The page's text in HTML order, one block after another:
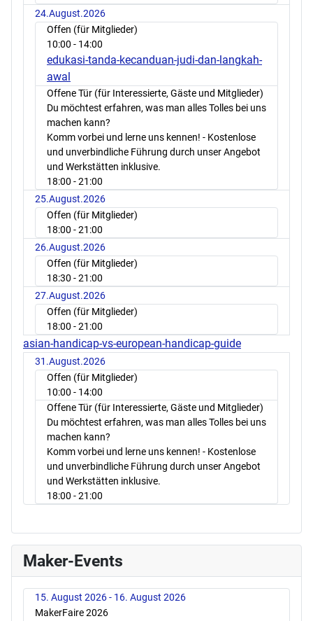
24.August.2026
Offen (für Mitglieder)
10:00 - 14:00
edukasi-tanda-kecanduan-judi-dan-langkah-
awal
Offene Tür (für Interessierte, Gäste und Mitglieder)
Du möchtest erfahren, was man alles Tolles bei uns
machen kann?
Komm vorbei und lerne uns kennen! - Kostenlose
und unverbindliche Führung durch unser Angebot
und Werkstätten inklusive.
18:00 - 21:00
25.August.2026
Offen (für Mitglieder)
18:00 - 21:00
26.August.2026
Offen (für Mitglieder)
18:30 - 21:00
27.August.2026
Offen (für Mitglieder)
18:00 - 21:00
asian-handicap-vs-european-handicap-guide
31.August.2026
Offen (für Mitglieder)
10:00 - 14:00
Offene Tür (für Interessierte, Gäste und Mitglieder)
Du möchtest erfahren, was man alles Tolles bei uns
machen kann?
Komm vorbei und lerne uns kennen! - Kostenlose
und unverbindliche Führung durch unser Angebot
und Werkstätten inklusive.
18:00 - 21:00
Maker-Events
15. August 2026 - 16. August 2026
MakerFaire 2026